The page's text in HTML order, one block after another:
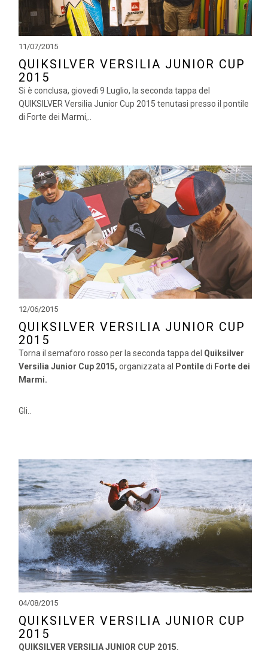
11/07/2015
QUIKSILVER VERSILIA JUNIOR CUP
2015
Si è conclusa, giovedì 9 Luglio, la seconda tappa del
QUIKSILVER Versilia Junior Cup 2015 tenutasi presso il pontile
di Forte dei Marmi,..
12/06/2015
QUIKSILVER VERSILIA JUNIOR CUP
2015
Torna il semaforo rosso per la seconda tappa del Quiksilver
Versilia Junior Cup 2015, organizzata al Pontiledi Forte dei
Marmi.
Gli..
04/08/2015
QUIKSILVER VERSILIA JUNIOR CUP
2015
QUIKSILVER VERSILIA JUNIOR CUP 2015.